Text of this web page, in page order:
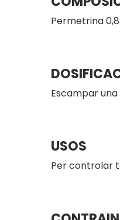
Permetrina
Escampar
USOS
Per controlar